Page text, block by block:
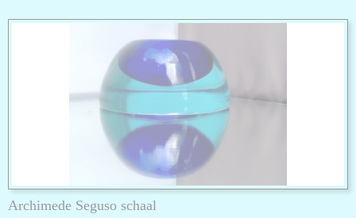
Archimede Seguso schaal